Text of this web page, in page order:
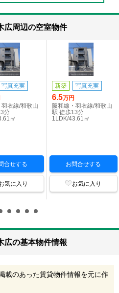
広周辺の空室物件
写真充実
羽衣線/和歌山
分
㎡
合せする
気に入り
新築 写真充実
6.5万円
阪和線・羽衣線/和歌山
駅 徒歩13分
1LDK/43.61㎡
お問合せする
お気に入り
広の基本物件情報
載のあった賃貸物件情報を元に作